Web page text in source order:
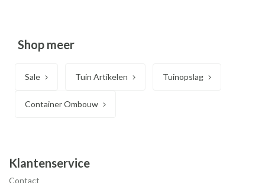
Shop meer
Sale Tuin Artikelen Tuinopslag
Container Ombouw
Klantenservice
Contact